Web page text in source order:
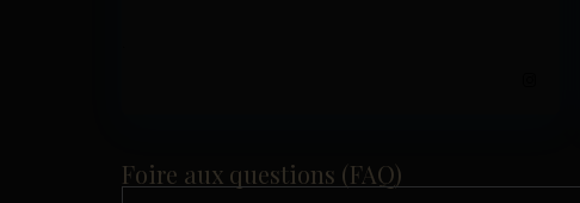
Foire aux questions (FAQ)